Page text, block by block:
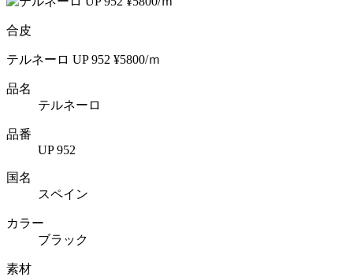
合皮
テルネーロ UP 952 ¥5800/ｍ
品名
テルネーロ
品番
UP 952
国名
スペイン
カラー
ブラック
素材